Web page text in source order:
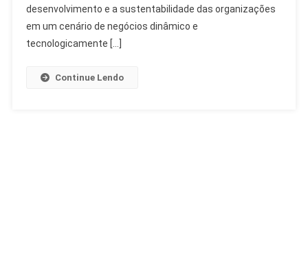
Da
Gestão
De
desenvolvimento e a sustentabilidade das organizações
em um cenário de negócios dinâmico e
tecnologicamente […]
Continue Lendo